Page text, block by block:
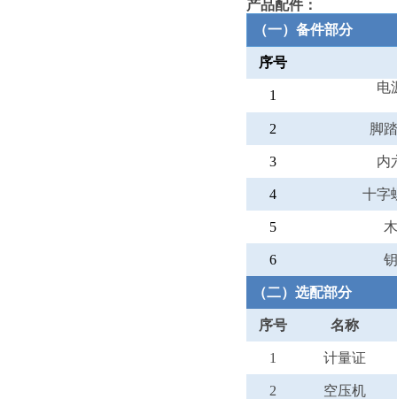
产品配件：
（一）备件部分
序号
1
电
2 脚
3 内
4 十字
5
6
（二）选配部分
序号 名称
1 计量证
2 空压机